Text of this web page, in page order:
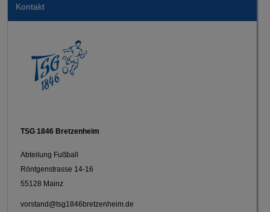
Kontakt
TSG 1846 Bretzenheim
Abteilung Fußball
Röntgenstrasse 14-16
55128 Mainz
vorstand@tsg1846bretzenheim.de